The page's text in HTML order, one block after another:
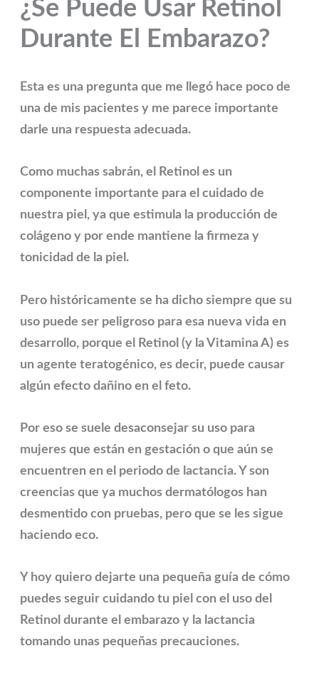
¿Se Puede Usar Retinol
Durante El Embarazo?
Esta es una pregunta que me llegó hace poco de
una de mis pacientes y me parece importante
darle una respuesta adecuada.
Como muchas sabrán, el Retinol es un
componente importante para el cuidado de
nuestra piel, ya que estimula la producción de
colágeno y por ende mantiene la firmeza y
tonicidad de la piel.
Pero históricamente se ha dicho siempre que su
uso puede ser peligroso para esa nueva vida en
desarrollo, porque el Retinol (y la Vitamina A) es
un agente teratogénico, es decir, puede causar
algún efecto dañino en el feto.
Por eso se suele desaconsejar su uso para
mujeres que están en gestación o que aún se
encuentren en el periodo de lactancia. Y son
creencias que ya muchos dermatólogos han
desmentido con pruebas, pero que se les sigue
haciendo eco.
Y hoy quiero dejarte una pequeña guía de cómo
puedes seguir cuidando tu piel con el uso del
Retinol durante el embarazo y la lactancia
tomando unas pequeñas precauciones.